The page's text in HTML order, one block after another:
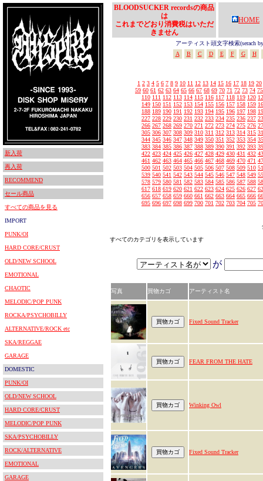
新入荷
再入荷
RECOMMEND
セール商品
すべての商品を見る
IMPORT
PUNK/OI
HARD CORE/CRUST
OLD/NEW SCHOOL
EMOTIONAL
CHAOTIC
MELODIC/POP PUNK
ROCKA/PSYCHOBILLY
ALTERNATIVE/ROCK etc
SKA/REGGAE
GARAGE
DOMESTIC
PUNK/OI
OLD/NEW SCHOOL
HARD CORE/CRUST
MELODIC/POP PUNK
SKA/PSYCHOBILLY
ROCK/ALTERNATIVE
EMOTIONAL
GARAGE
BLOODSUCKER recordsの商品
は
これまでどおり消費税はいただ
きません
HOME
アーティスト頭文字検索(serach
A
B C D E F G H
1 2 3 4 5 6 7 8 9 10 11 12 13 14 15 16 17 18 19 20
59 60 61 62 63 64 65 66 67 68 69 70 71 72 73 74 75
110 111 112 113 114 115 116 117 118 119 120
149 150 151 152 153 154 155 156 157 158 159
188 189 190 191 192 193 194 195 196 197 198
227 228 229 230 231 232 233 234 235 236 237
266 267 268 269 270 271 272 273 274 275 276
305 306 307 308 309 310 311 312 313 314 315
344 345 346 347 348 349 350 351 352 353 354
383 384 385 386 387 388 389 390 391 392 393
422 423 424 425 426 427 428 429 430 431 432
461 462 463 464 465 466 467 468 469 470 471
500 501 502 503 504 505 506 507 508 509 510
539 540 541 542 543 544 545 546 547 548 549
578 579 580 581 582 583 584 585 586 587 588
617 618 619 620 621 622 623 624 625 626 627
656 657 658 659 660 661 662 663 664 665 666
695 696 697 698 699 700 701 702 703 704 705
すべてのカテゴリを表示しています
が
写真 買物カゴ アーティスト名
Fixed Sound Tracker
FEAR FROM THE HATE
Winking Owl
Fixed Sound Tracker